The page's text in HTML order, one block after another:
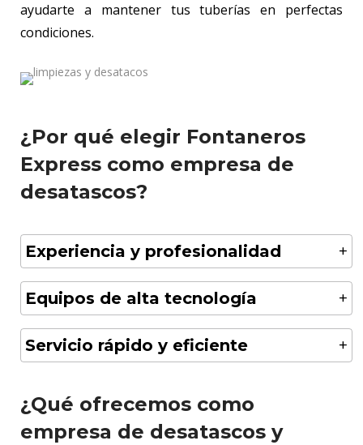
ayudarte a mantener tus tuberías en perfectas
condiciones.
¿Por qué elegir Fontaneros
Express como empresa de
desatascos?
Experiencia y profesionalidad
Equipos de alta tecnología
Servicio rápido y eficiente
¿Qué ofrecemos como
empresa de desatascos y